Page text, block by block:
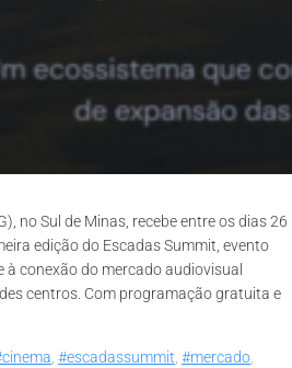
no Sul de Minas, recebe entre os dias 26
edição do Escadas Summit, evento
conexão do mercado audiovisual
centros. Com programação gratuita e
, #escadassummit, #mercado,